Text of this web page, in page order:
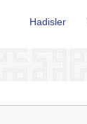
Hadisler